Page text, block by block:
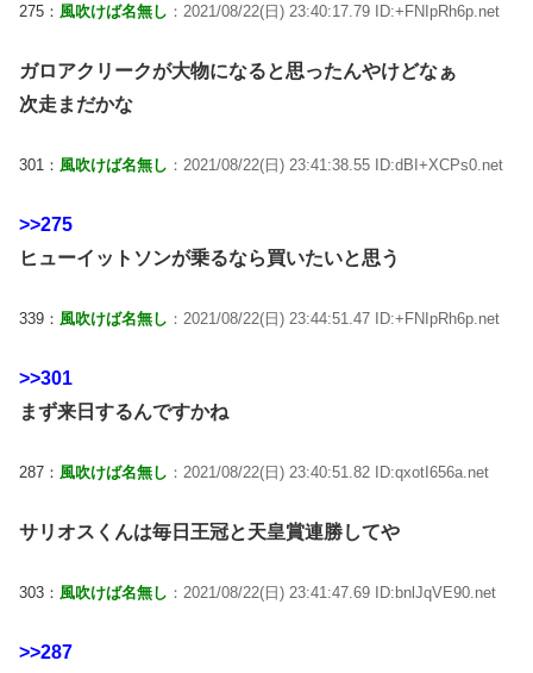
275： 風吹けば名無し ：2021/08/22(日) 23:40:17.79 ID:+FNIpRh6p.net
ガロアクリークが大物になると思ったんやけどなぁ
次走まだかな
301： 風吹けば名無し ：2021/08/22(日) 23:41:38.55 ID:dBI+XCPs0.net
>>275
ヒューイットソンが乗るなら買いたいと思う
339： 風吹けば名無し ：2021/08/22(日) 23:44:51.47 ID:+FNIpRh6p.net
>>301
まず来日するんですかね
287： 風吹けば名無し ：2021/08/22(日) 23:40:51.82 ID:qxotI656a.net
サリオスくんは毎日王冠と天皇賞連勝してや
303： 風吹けば名無し ：2021/08/22(日) 23:41:47.69 ID:bnlJqVE90.net
>>287